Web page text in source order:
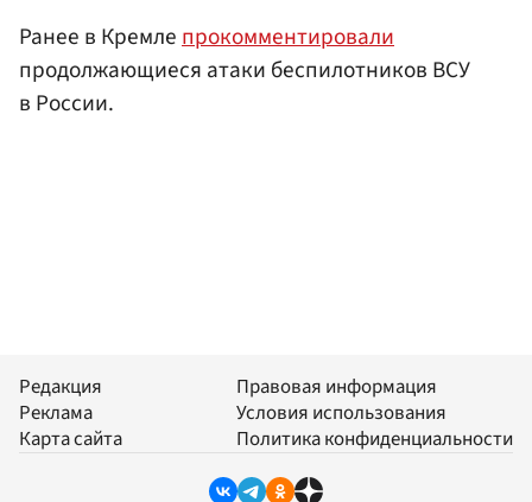
Ранее в Кремлепрокомментировали
продолжающиеся атаки беспилотников ВСУ
в России.
Редакция
Реклама
Карта сайта
Правовая информация
Условия использования
Политика конфиденциальности